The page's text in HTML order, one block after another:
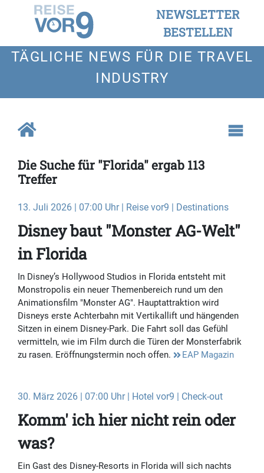
NEWSLETTER
BESTELLEN
TÄGLICHE NEWS FÜR DIE TRAVEL
INDUSTRY
Die Suche für "Florida" ergab 113
Treffer
13. Juli 2026 | 07:00 Uhr | Reise vor9 | Destinations
Disney baut "Monster AG-Welt"
in Florida
In Disney’s Hollywood Studios in Florida entsteht mit
Monstropolis ein neuer Themenbereich rund um den
Animationsfilm "Monster AG". Hauptattraktion wird
Disneys erste Achterbahn mit Vertikallift und hängenden
Sitzen in einem Disney-Park. Die Fahrt soll das Gefühl
vermitteln, wie im Film durch die Türen der Monsterfabrik
zu rasen. Eröffnungstermin noch offen.
EAP Magazin
30. März 2026 | 07:00 Uhr | Hotel vor9 | Check-out
Komm' ich hier nicht rein oder
was?
Ein Gast des Disney-Resorts in Florida will sich nachts